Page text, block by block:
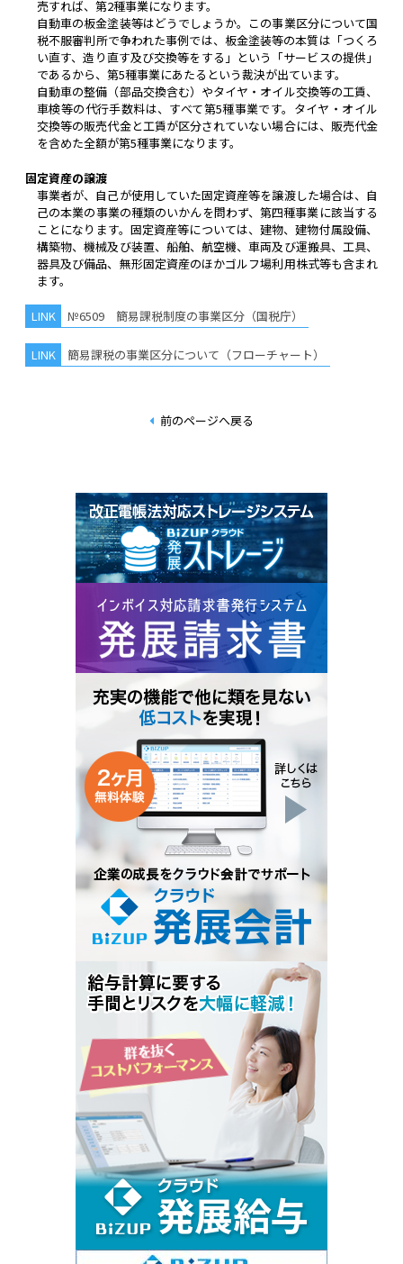
売すれば、第2種事業になります。
自動車の板金塗装等はどうでしょうか。この事業区分について国
税不服審判所で争われた事例では、板金塗装等の本質は「つくろ
い直す、造り直す及び交換等をする」という「サービスの提供」
であるから、第5種事業にあたるという裁決が出ています。
自動車の整備（部品交換含む）やタイヤ・オイル交換等の工賃、
車検等の代行手数料は、すべて第5種事業です。タイヤ・オイル
交換等の販売代金と工賃が区分されていない場合には、販売代金
を含めた全額が第5種事業になります。
固定資産の譲渡
事業者が、自己が使用していた固定資産等を譲渡した場合は、自
己の本業の事業の種類のいかんを問わず、第四種事業に該当する
ことになります。固定資産等については、建物、建物付属設備、
構築物、機械及び装置、船舶、航空機、車両及び運搬具、工具、
器具及び備品、無形固定資産のほかゴルフ場利用株式等も含まれ
ます。
№6509 簡易課税制度の事業区分（国税庁）
簡易課税の事業区分について（フローチャート）
前のページへ戻る